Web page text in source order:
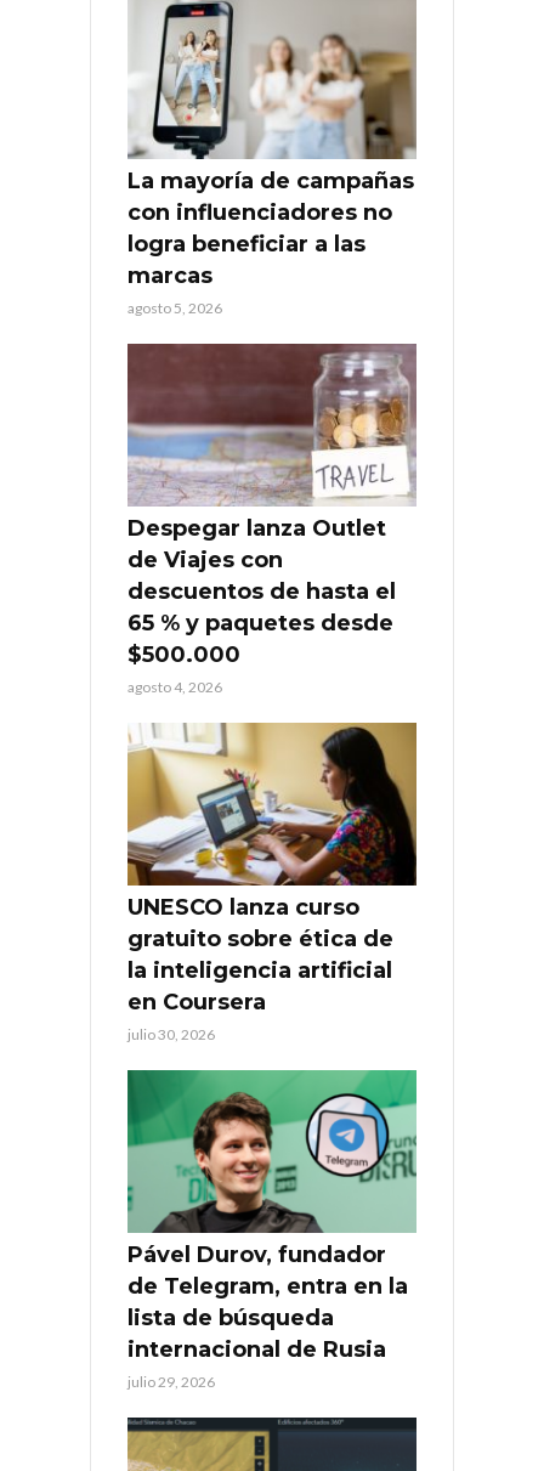
La mayoría de campañas
con influenciadores no
logra beneficiar a las
marcas
agosto 5, 2026
Despegar lanza Outlet
de Viajes con
descuentos de hasta el
65 % y paquetes desde
$500.000
agosto 4, 2026
UNESCO lanza curso
gratuito sobre ética de
la inteligencia artificial
en Coursera
julio 30, 2026
Pável Durov, fundador
de Telegram, entra en la
lista de búsqueda
internacional de Rusia
julio 29, 2026